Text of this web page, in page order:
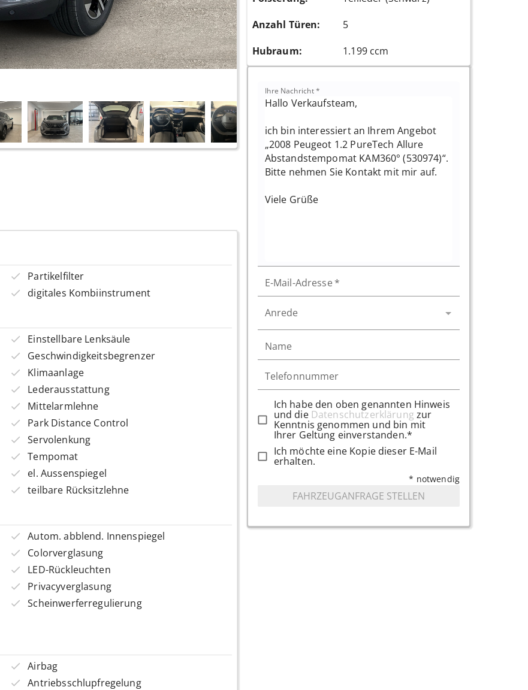
Partikelfilter
digitales Kombiinstrument
Einstellbare Lenksäule
Geschwindigkeitsbegrenzer
Klimaanlage
Lederausstattung
Mittelarmlehne
Park Distance Control
Servolenkung
Tempomat
el. Aussenspiegel
teilbare Rücksitzlehne
Autom. abblend. Innenspiegel
Colorverglasung
LED-Rückleuchten
Privacyverglasung
Scheinwerferregulierung
Airbag
Antriebsschlupfregelung
Anzahl Türen:
5
Hubraum: 1.199 ccm
Ihre Nachricht*
E-Mail-Adresse *
Anrede
Name
Telefonnummer
Ich habe den oben genannten Hinweis
und die Datenschutzerklärung zur
Kenntnis genommen und bin mit
Ihrer Geltung einverstanden.*
Ich möchte eine Kopie dieser E-Mail
erhalten.
* notwendig
FAHRZEUGANFRAGE STELLEN